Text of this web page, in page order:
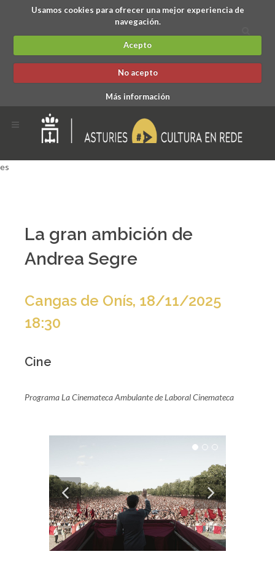
Usamos cookies para ofrecer una mejor experiencia de
navegación.
Acepto
No acepto
Más información
es
La gran ambición de
Andrea Segre
Cangas de Onís, 18/11/2025
18:30
Cine
Programa La Cinemateca Ambulante de Laboral Cinemateca